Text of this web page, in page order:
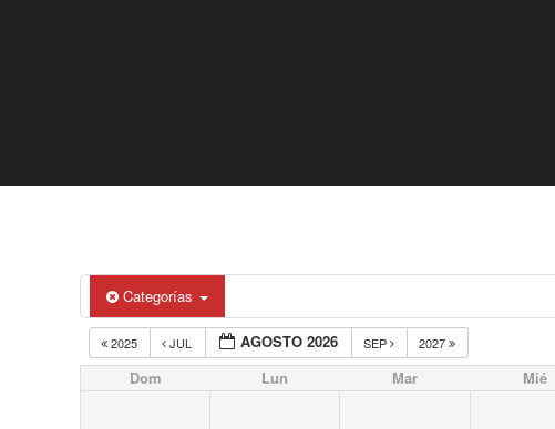
Categorías
2025 JUL AGOSTO 2026 SEP 2027
Dom Lun Mar Mié